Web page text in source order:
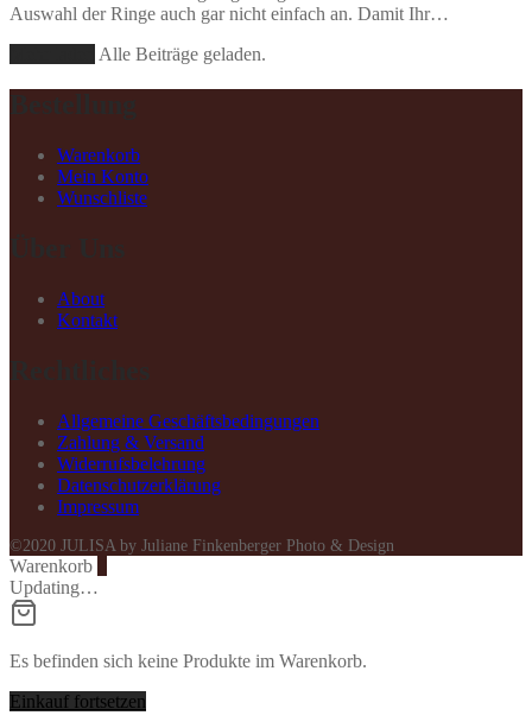
Auswahl der Ringe auch gar nicht einfach an. Damit Ihr…
Alle Beiträge geladen.
Warenkorb
Mein Konto
Wunschliste
About
Kontakt
Allgemeine Geschäftsbedingungen
Zahlung & Versand
Widerrufsbelehrung
Datenschutzerklärung
Impressum
©2020 JULISA by Juliane Finkenberger Photo & Design
Warenkorb
Updating…
Es befinden sich keine Produkte im Warenkorb.
Einkauf fortsetzen